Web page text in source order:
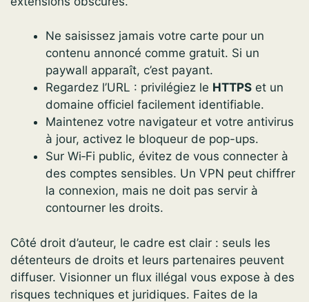
Ne saisissez jamais votre carte pour un
contenu annoncé comme gratuit. Si un
paywall apparaît, c’est payant.
Regardez l’URL : privilégiez le HTTPS et un
domaine officiel facilement identifiable.
Maintenez votre navigateur et votre antivirus
à jour, activez le bloqueur de pop-ups.
Sur Wi‑Fi public, évitez de vous connecter à
des comptes sensibles. Un VPN peut chiffrer
la connexion, mais ne doit pas servir à
contourner les droits.
Côté droit d’auteur, le cadre est clair : seuls les
détenteurs de droits et leurs partenaires peuvent
diffuser. Visionner un flux illégal vous expose à des
risques techniques et juridiques. Faites de la